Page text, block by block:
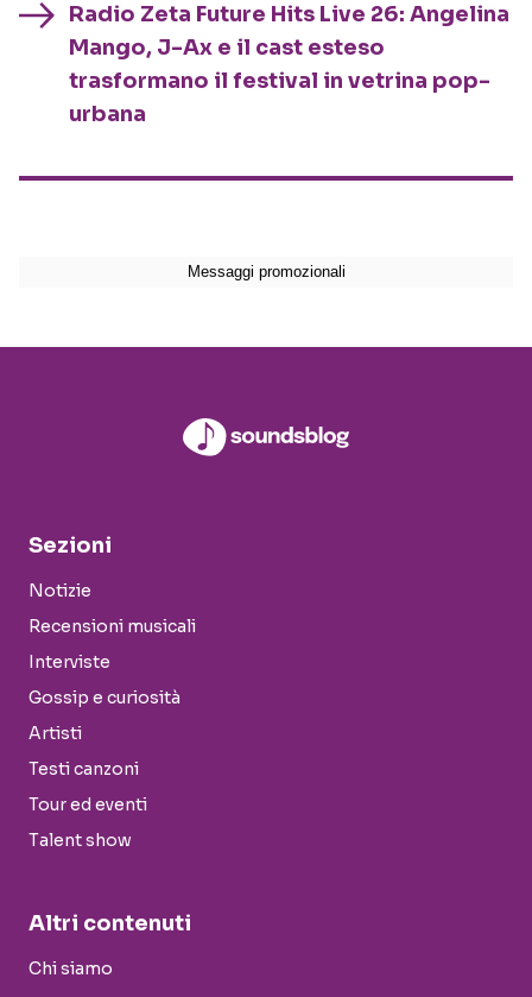
Radio Zeta Future Hits Live 26: Angelina
Mango, J-Ax e il cast esteso
trasformano il festival in vetrina pop-
urbana
Sezioni
Notizie
Recensioni musicali
Interviste
Gossip e curiosità
Artisti
Testi canzoni
Tour ed eventi
Talent show
Altri contenuti
Chi siamo